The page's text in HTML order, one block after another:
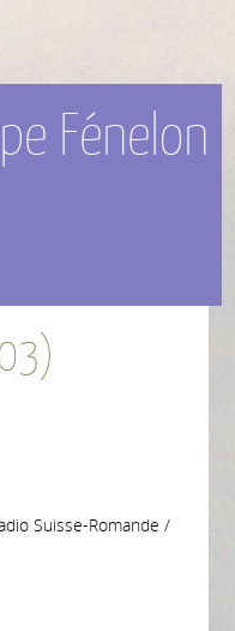
Fénelon
Suisse-Romande /